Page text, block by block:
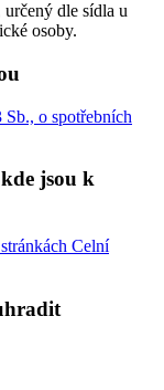
dle sídla u
osoby.
o spotřebních
jsou k
Celní